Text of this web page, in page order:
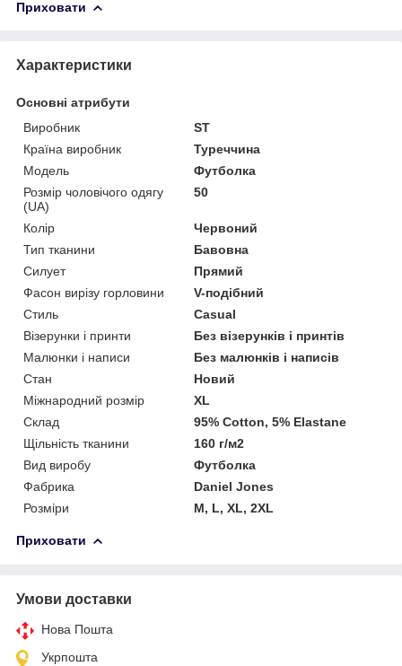
Приховати
Характеристики
Основні атрибути
Виробник
ST
Країна виробник
Туреччина
Модель
Футболка
Розмір чоловічого одягу
(UA)
50
Колір
Червоний
Тип тканини
Бавовна
Силует
Прямий
Фасон вирізу горловини
V-подібний
Стиль
Casual
Візерунки і принти
Без візерунків і принтів
Малюнки і написи
Без малюнків і написів
Стан
Новий
Міжнародний розмір
XL
Склад
95% Cotton, 5% Elastane
Щільність тканини
160 г/м2
Вид виробу
Футболка
Фабрика
Daniel Jones
Розміри
М, L, XL, 2XL
Приховати
Умови доставки
Нова Пошта
Укрпошта